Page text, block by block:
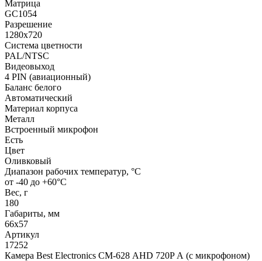
Матрица
GC1054
Разрешение
1280x720
Система цветности
PAL/NTSC
Видеовыход
4 PIN (авиационный)
Баланс белого
Автоматический
Материал корпуса
Металл
Встроенный микрофон
Есть
Цвет
Оливковый
Диапазон рабочих температур, °С
от -40 до +60°С
Вес, г
180
Габариты, мм
66х57
Артикул
17252
Камера Best Electronics СМ-628 AHD 720P А (с микрофоном)